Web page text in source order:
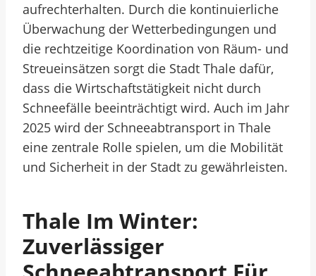
aufrechterhalten. Durch die kontinuierliche
Überwachung der Wetterbedingungen und
die rechtzeitige Koordination von Räum- und
Streueinsätzen sorgt die Stadt Thale dafür,
dass die Wirtschaftstätigkeit nicht durch
Schneefälle beeinträchtigt wird. Auch im Jahr
2025 wird der Schneeabtransport in Thale
eine zentrale Rolle spielen, um die Mobilität
und Sicherheit in der Stadt zu gewährleisten.
Thale Im Winter:
Zuverlässiger